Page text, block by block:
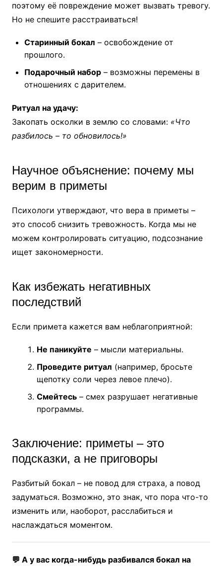
поэтому её повреждение может вызвать тревогу.
Но не спешите расстраиваться!
Старинный бокал – освобождение от
прошлого.
Подарочный набор– возможны перемены в
отношениях с дарителем.
Ритуал на удачу:
Закопать осколки в землю со словами: «Что
разбилось – то обновилось!»
Научное объяснение: почему мы
верим в приметы
Психологи утверждают, что вера в приметы –
это способ снизить тревожность. Когда мы не
можем контролировать ситуацию, подсознание
ищет закономерности.
Как избежать негативных
последствий
Если примета кажется вам неблагоприятной:
Не паникуйте – мысли материальны.
Проведите ритуал (например, бросьте
щепотку соли через левое плечо).
Смейтесь– смех разрушает негативные
программы.
Заключение: приметы – это
подсказки, а не приговоры
Разбитый бокал – не повод для страха, а повод
задуматься. Возможно, это знак, что пора что-то
изменить или, наоборот, расслабиться и
наслаждаться моментом.
💬 А у вас когда-нибудь разбивался бокал на